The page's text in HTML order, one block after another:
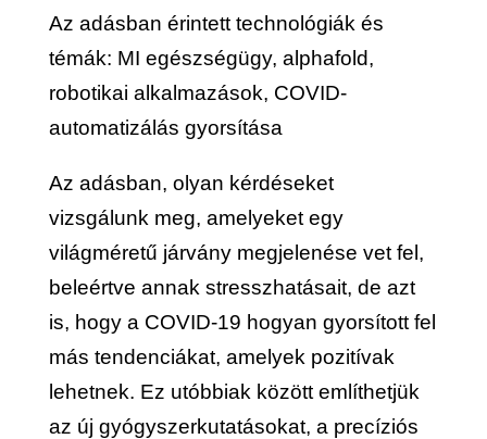
Az adásban érintett technológiák és
témák: MI egészségügy, alphafold,
robotikai alkalmazások, COVID-
automatizálás gyorsítása
Az adásban, olyan kérdéseket
vizsgálunk meg, amelyeket egy
világméretű járvány megjelenése vet fel,
beleértve annak stresszhatásait, de azt
is, hogy a COVID-19 hogyan gyorsított fel
más tendenciákat, amelyek pozitívak
lehetnek. Ez utóbbiak között említhetjük
az új gyógyszerkutatásokat, a precíziós